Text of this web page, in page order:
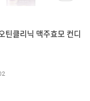
틴클리닉 맥주효모 컨디